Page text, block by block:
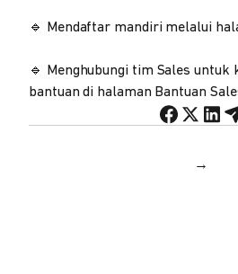
🔹 Mendaftar mandiri melalui
🔹 Menghubungi tim Sales untuk
bantuan di halaman Bantuan
→